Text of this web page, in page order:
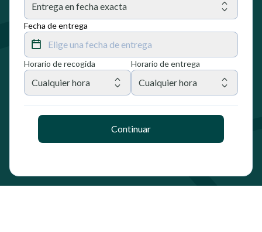
Entrega en fecha exacta
Fecha de entrega
Elige una fecha de entrega
Horario de recogida
Cualquier hora
Horario de entrega
Cualquier hora
Continuar